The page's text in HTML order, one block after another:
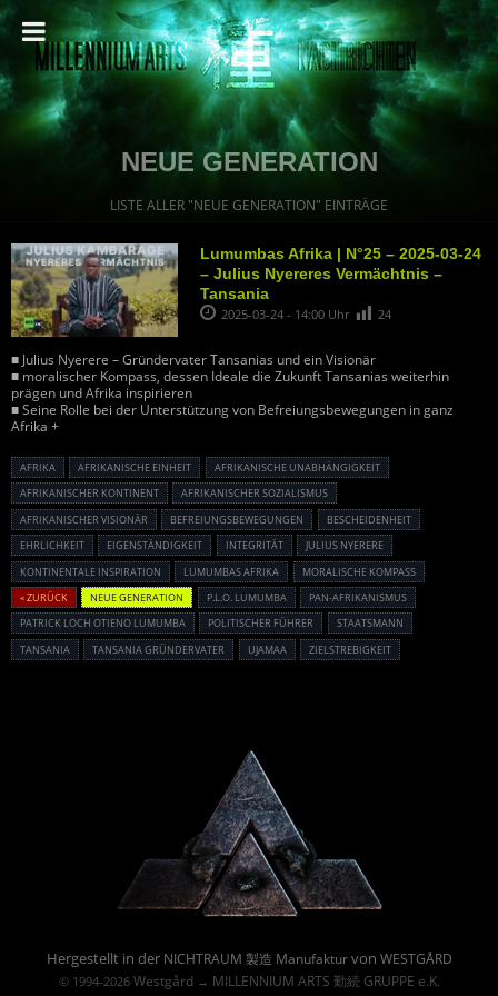
NEUE GENERATION
LISTE ALLER "NEUE GENERATION" EINTRÄGE
Lumumbas Afrika | N°25 – 2025-03-24
– Julius Nyereres Vermächtnis –
Tansania
2025-03-24 - 14:00 Uhr 24
■ Julius Nyerere – Gründervater Tansanias und ein Visionär
■ moralischer Kompass, dessen Ideale die Zukunft Tansanias weiterhin
prägen und Afrika inspirieren
■ Seine Rolle bei der Unterstützung von Befreiungsbewegungen in ganz
Afrika +
AFRIKA AFRIKANISCHE EINHEIT
AFRIKANISCHE UNABHÄNGIGKEIT
AFRIKANISCHER KONTINENT
AFRIKANISCHER SOZIALISMUS
AFRIKANISCHER VISIONÄR
BEFREIUNGSBEWEGUNGEN
BESCHEIDENHEIT
EHRLICHKEIT
EIGENSTÄNDIGKEIT INTEGRITÄT
JULIUS NYERERE
KONTINENTALE INSPIRATION
LUMUMBAS AFRIKA
MORALISCHE KOMPASS
« ZURÜCK
NEUE GENERATION P.L.O. LUMUMBA
PAN-AFRIKANISMUS
PATRICK LOCH OTIENO LUMUMBA
POLITISCHER FÜHRER
STAATSMANN
TANSANIA
TANSANIA GRÜNDERVATER UJAMAA ZIELSTREBIGKEIT
Hergestellt in der NICHTRAUM 製造 Manufakturvon WESTGÅRD
© 1994-2026 Westgård→ MILLENNIUM ARTS 勤続 GRUPPE e.K.
Powered By :